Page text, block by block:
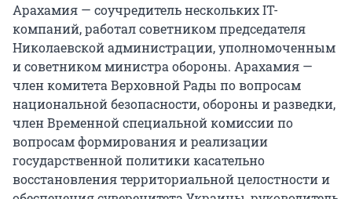
Арахамия — соучредитель нескольких IT-
компаний, работал советником председателя
Николаевской администрации, уполномоченным
и советником министра обороны. Арахамия —
член комитета Верховной Рады по вопросам
национальной безопасности, обороны и разведки,
член Временной специальной комиссии по
вопросам формирования и реализации
государственной политики касательно
восстановления территориальной целостности и